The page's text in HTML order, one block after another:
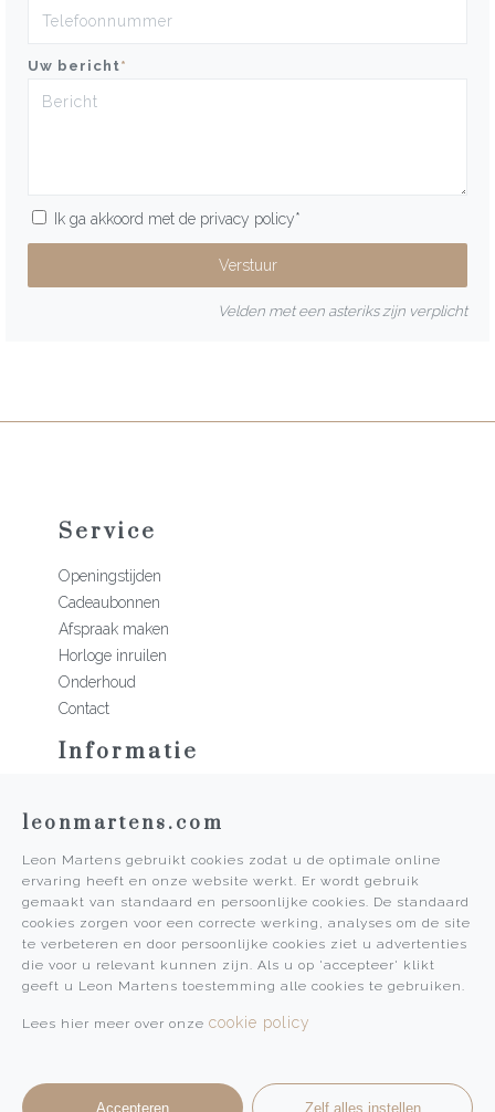
Uw bericht*
Ik ga akkoord met de privacy policy*
Velden met een asteriks zijn verplicht
Service
Openingstijden
Cadeaubonnen
Afspraak maken
Horloge inruilen
Onderhoud
Contact
Informatie
Historie
Algemene voorwaarden
Privacy Policy
Pers
Leon Martens
Leon Martens Juwelier
leonmartens.com
Leon Martens gebruikt cookies zodat u de optimale online
ervaring heeft en onze website werkt. Er wordt gebruik
gemaakt van standaard en persoonlijke cookies. De standaard
cookies zorgen voor een correcte werking, analyses om de site
te verbeteren en door persoonlijke cookies ziet u advertenties
die voor u relevant kunnen zijn. Als u op 'accepteer' klikt
geeft u Leon Martens toestemming alle cookies te gebruiken.
Lees hier meer over onze cookie policy
Accepteren Zelf alles instellen